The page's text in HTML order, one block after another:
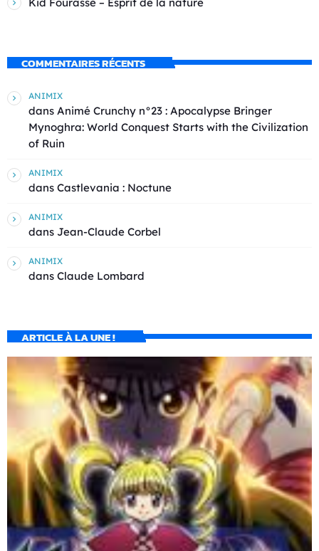
COMMENTAIRES RÉCENTS
ANIMIX
dans Animé Crunchy n°23 : Apocalypse Bringer
Mynoghra: World Conquest Starts with the Civilization
of Ruin
ANIMIX
dans Castlevania : Noctune
ANIMIX
dans Jean-Claude Corbel
ANIMIX
dans Claude Lombard
ARTICLE À LA UNE !